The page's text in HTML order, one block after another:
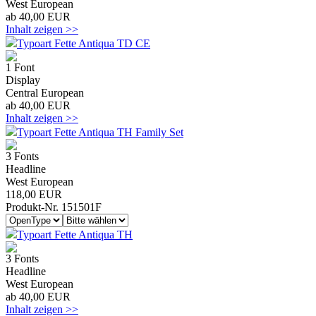
West European
ab 40,00 EUR
Inhalt zeigen >>
Typoart Fette Antiqua TD CE
1 Font
Display
Central European
ab 40,00 EUR
Inhalt zeigen >>
Typoart Fette Antiqua TH Family Set
3 Fonts
Headline
West European
118,00 EUR
Produkt-Nr. 151501F
Typoart Fette Antiqua TH
3 Fonts
Headline
West European
ab 40,00 EUR
Inhalt zeigen >>